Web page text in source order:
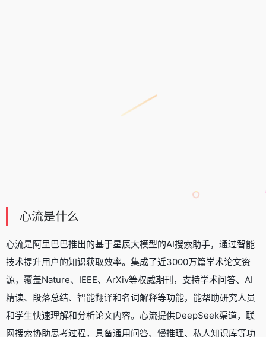
心流是什么
心流是阿里巴巴推出的基于星辰大模型的AI搜索助手，通过智能
技术提升用户的知识获取效率。集成了近3000万篇学术论文资
源，覆盖Nature、IEEE、ArXiv等权威期刊，支持学术问答、AI
精读、段落总结、智能翻译和名词解释等功能，能帮助研究人员
和学生快速理解和分析论文内容。心流提供DeepSeek渠道，联
网搜索协助思考过程，具备通用问答、慢推理、私人知识库等功